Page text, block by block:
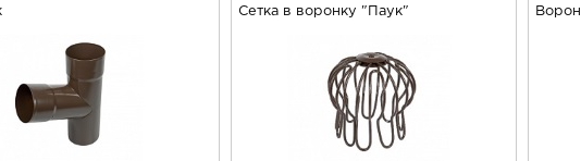
Сетка в воронку "Паук"